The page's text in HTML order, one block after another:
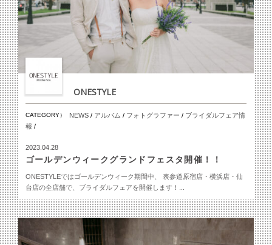
ONESTYLE
CATEGORY） NEWS/ アルバム / フォトグラファー / ブライダルフェア情
報 /
2023.04.28
ゴールデンウィークグランドフェスタ開催！！
ONESTYLEではゴールデンウィーク期間中、 表参道原宿店・横浜店・仙
台店の全店舗で、ブライダルフェアを開催します！...